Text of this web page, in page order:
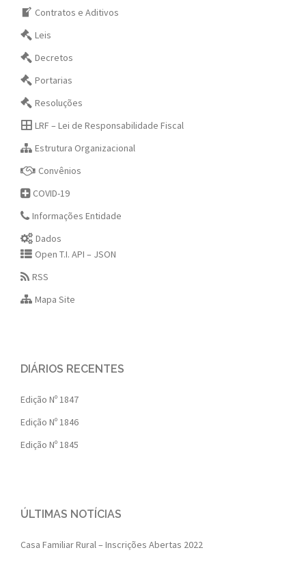
Contratos e Aditivos
Leis
Decretos
Portarias
Resoluções
LRF – Lei de Responsabilidade Fiscal
Estrutura Organizacional
Convênios
COVID-19
Informações Entidade
Dados
Open T.I. API – JSON
RSS
Mapa Site
DIÁRIOS RECENTES
Edição Nº 1847
Edição Nº 1846
Edição Nº 1845
ÚLTIMAS NOTÍCIAS
Casa Familiar Rural – Inscrições Abertas 2022